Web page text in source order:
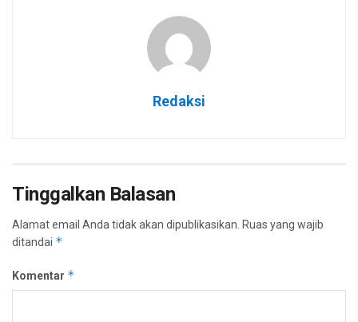
Redaksi
Tinggalkan Balasan
Alamat email Anda tidak akan dipublikasikan. Ruas yang wajib
ditandai *
Komentar *